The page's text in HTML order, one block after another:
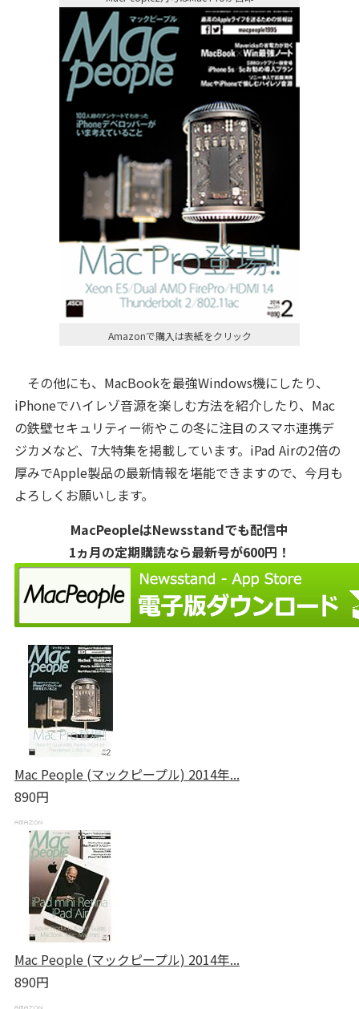
Amazonで購入は表紙をクリック
その他にも、MacBookを最強Windows機にしたり、
iPhoneでハイレゾ音源を楽しむ方法を紹介したり、Mac
の鉄壁セキュリティー術やこの冬に注目のスマホ連携デ
ジカメなど、7大特集を掲載しています。iPad Airの2倍の
厚みでApple製品の最新情報を堪能できますので、今月も
よろしくお願いします。
MacPeopleはNewsstandでも配信中
1ヵ月の定期購読なら最新号が600円！
Mac People (マックピープル) 2014年...
890円
Mac People (マックピープル) 2014年...
890円